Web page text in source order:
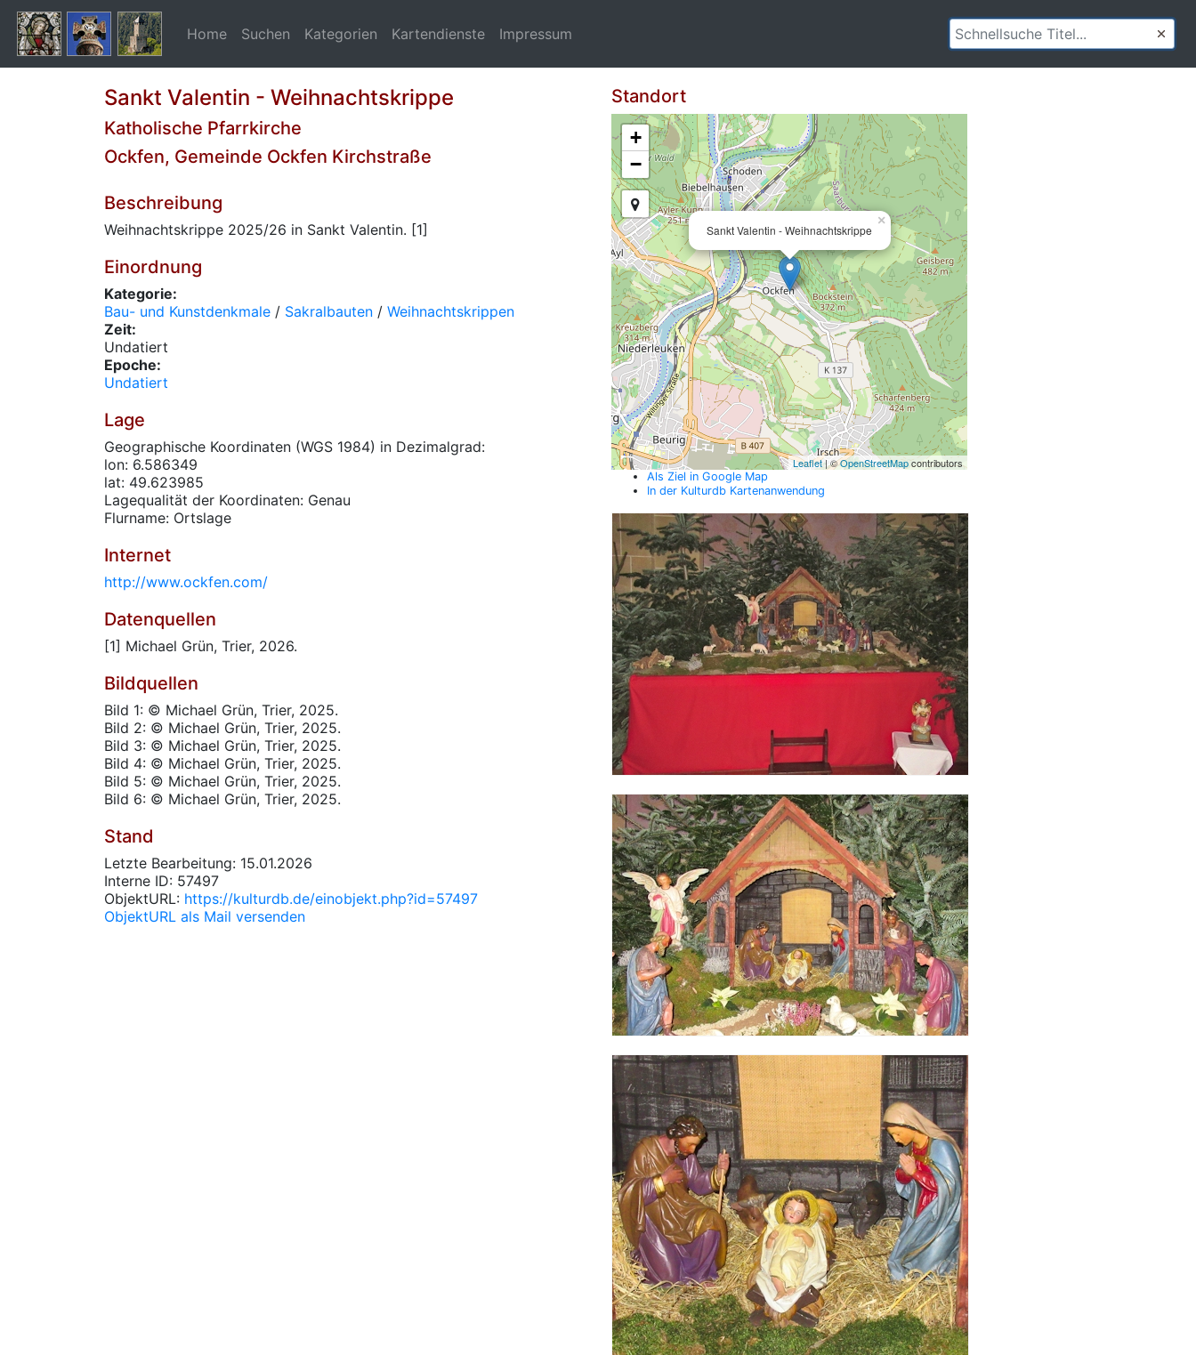
Home Suchen Kategorien Kartendienste Impressum
Sankt Valentin - Weihnachtskrippe
Katholische Pfarrkirche
Ockfen, Gemeinde Ockfen Kirchstraße
Beschreibung
Weihnachtskrippe 2025/26 in Sankt Valentin. [1]
Einordnung
Kategorie:
Bau- und Kunstdenkmale / Sakralbauten / Weihnachtskrippen
Zeit:
Undatiert
Epoche:
Undatiert
Lage
Geographische Koordinaten (WGS 1984) in Dezimalgrad:
lon: 6.586349
lat: 49.623985
Lagequalität der Koordinaten: Genau
Flurname: Ortslage
Internet
http://www.ockfen.com/
Datenquellen
[1] Michael Grün, Trier, 2026.
Bildquellen
Bild 1: © Michael Grün, Trier, 2025.
Bild 2: © Michael Grün, Trier, 2025.
Bild 3: © Michael Grün, Trier, 2025.
Bild 4: © Michael Grün, Trier, 2025.
Bild 5: © Michael Grün, Trier, 2025.
Bild 6: © Michael Grün, Trier, 2025.
Stand
Letzte Bearbeitung: 15.01.2026
Interne ID: 57497
ObjektURL: https://kulturdb.de/einobjekt.php?id=57497
ObjektURL als Mail versenden
Standort
Sankt Valentin - Weihnachtskrippe
×
+
−
Leaflet| ©OpenStreetMapcontributors
Als Ziel in Google Map
In der Kulturdb Kartenanwendung